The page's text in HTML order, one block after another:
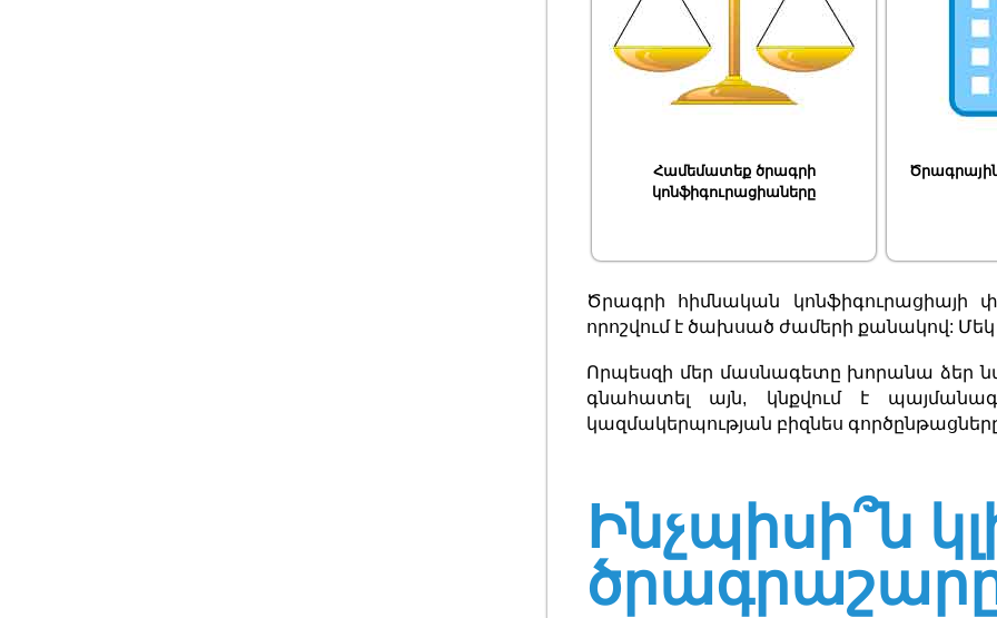
Համեմատեք ծրագրի
կոնֆիգուրացիաները
Ծրագրի հիմնական կոնֆիգուրացիայի
որոշվում է ծախսած ժամերի քանակով: Մեկ
Որպեսզի մեր մասնագետը խորանա ձեր
գնահատել այն, կնքվում է
կազմակերպության բիզնես
Ինչպիսի՞ն